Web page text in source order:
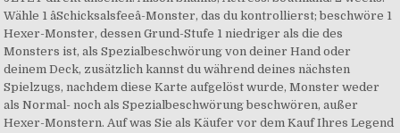
Wähle 1 âSchicksalsfeeâ-Monster, das du kontrollierst; beschwöre 1
Hexer-Monster, dessen Grund-Stufe 1 niedriger als die des
Monsters ist, als Spezialbeschwörung von deiner Hand oder
deinem Deck, zusätzlich kannst du während deines nächsten
Spielzugs, nachdem diese Karte aufgelöst wurde, Monster weder
als Normal- noch als Spezialbeschwörung beschwören, außer
Hexer-Monstern. Auf was Sie als Käufer vor dem Kauf Ihres Legend